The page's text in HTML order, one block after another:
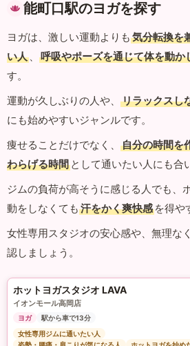
能町口駅のヨガを探す
ヨガは、激しい運動よりも 気分転換を
い人 、 呼吸やポーズを通じて体を動か
す。
運動が久しぶりの人や、
リラックスし
にも始めやすいジャンルです。
痩せることだけでなく、
自分の時間を
わらげる時間 として通いたい人にも合
ジムの負荷が高そうに感じる人でも、
動をしなくても 汗をかく爽快感 を得や
女性専用スタジオの安心感や、無理な
認しましょう。
ホットヨガスタジオ LAVA
イオンモール高岡店
ヨガ
駅から車で13分
女性専用ジムに通いたい人